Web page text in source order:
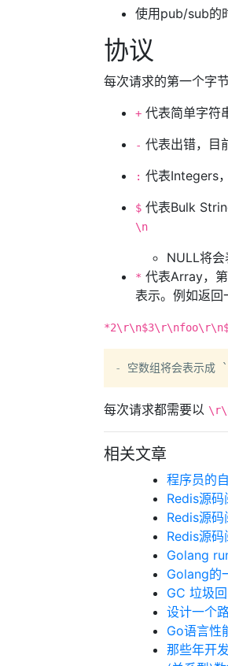
使用pub/sub的
协议
每次请求的第一个字
+ 代表简单字符
- 代表出错，目
: 代表Integers
$ 代表Bulk
\n
NULL将
* 代表Array，
表示。例如返
-
每次请求都需要以
相关文章
程序员的
Redis源
Redis源
Redis源
Golang
Golang的
GC 垃圾
设计一个
Go语言性
那些年开